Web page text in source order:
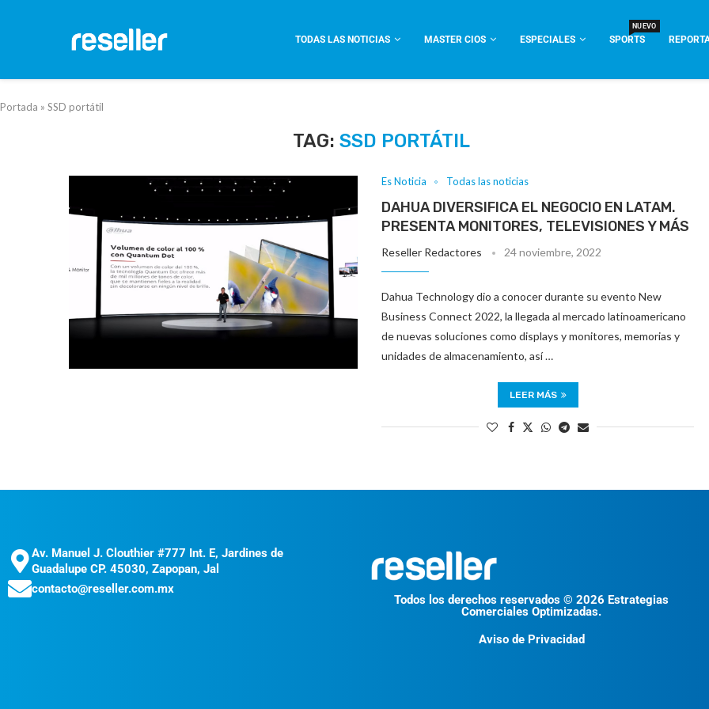
TODAS LAS NOTICIAS MASTER CIOS ESPECIALES SPORTS
NUEVO
Portada » SSD portátil
TAG: SSD PORTÁTIL
Es Noticia Todas las noticias
DAHUA DIVERSIFICA EL NEGOCIO EN LATAM.
PRESENTA MONITORES, TELEVISIONES Y MÁS
Reseller Redactores 24 noviembre, 2022
Dahua Technology dio a conocer durante su evento New
Business Connect 2022, la llegada al mercado latinoamericano
de nuevas soluciones como displays y monitores, memorias y
unidades de almacenamiento, así …
LEER MÁS
Av. Manuel J. Clouthier #777 Int. E, Jardines de
Guadalupe CP. 45030, Zapopan, Jal
contacto@reseller.com.mx
Todos los derechos reservados © 2026 Estrategias
Comerciales Optimizadas.
Aviso de Privacidad